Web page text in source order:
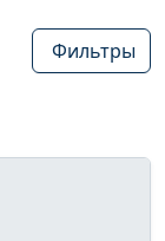
Фильтры